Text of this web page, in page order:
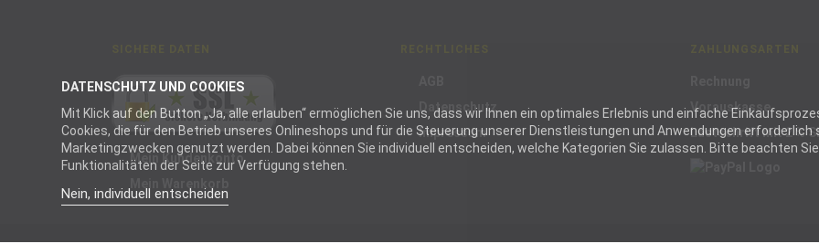
DATENSCHUTZ UND COOKIES
Mit Klick auf den Button „Ja, alle erlauben“ ermöglichen Sie uns, dass wir Ihnen ein optimales Erlebnis und einfache
Cookies, die für den Betrieb unseres Onlineshops und für die Steuerung unserer Dienstleistungen und Anwendungen
Marketingzwecken genutzt werden. Dabei können Sie individuell entscheiden, welche Kategorien Sie zulassen. Bitte beachten
Funktionalitäten der Seite zur Verfügung stehen.
Nein, individuell entscheiden
Mein Kundenkonto
Datenschutz
Impressum
Vorauskasse
Lastschrift mit 2 %